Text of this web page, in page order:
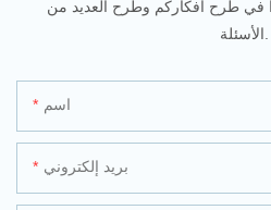
في طرح أفكاركم وطرح العديد من
اسم
بريد إلكتروني